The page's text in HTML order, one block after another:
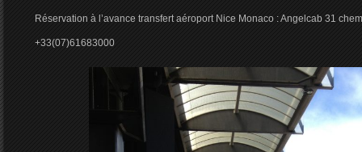
Réservation à l’avance transfert aéroport Nice Monaco : Angelcab 31
+33(07)61683000